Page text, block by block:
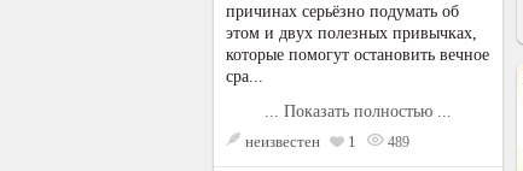
причинах серьёзно подумать об
этом и двух полезных привычках,
которые помогут остановить вечное
сра...
... Показать полностью ...
неизвестен
1 489